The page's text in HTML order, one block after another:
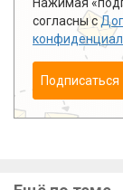
согласны с
Подписаться